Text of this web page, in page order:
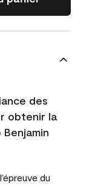
des
obtenir la
du